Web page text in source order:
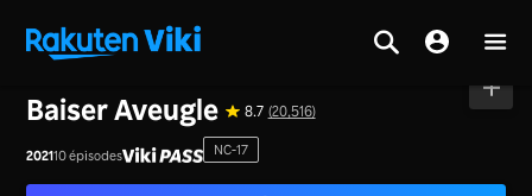
Baiser Aveugle 8.7 (20,516)
202110 épisodes NC-17